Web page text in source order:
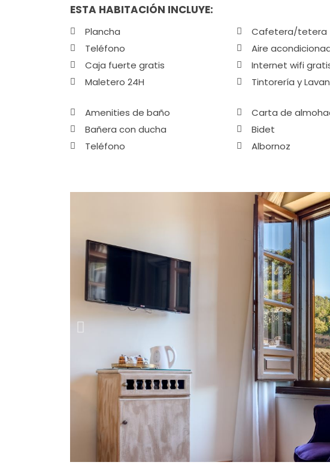
ESTA HABITACIÓN INCLUYE:
Plancha Cafetera/tetera
Teléfono
Aire
Caja fuerte gratis
Internet wifi
Maletero 24H
Tintorería y
Amenities de baño Carta de
Bañera con ducha
Bidet
Teléfono
Albornoz